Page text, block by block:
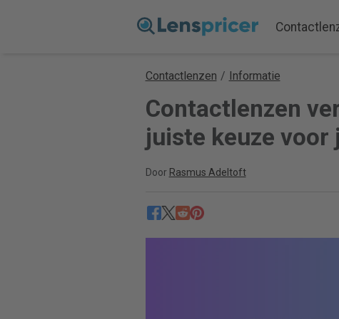
Contactlenzen / Informatie
Contactlenzen
juiste keuze voor
Door Rasmus Adeltoft